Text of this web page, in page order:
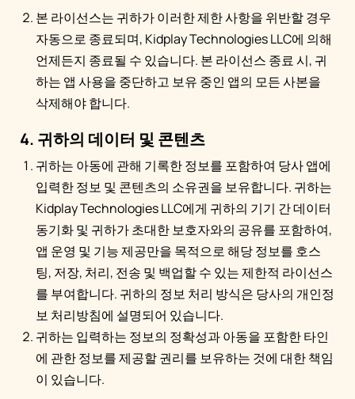
본 라이선스는 귀하가 이러한 제한 사항을 위반할 경우
자동으로 종료되며, Kidplay Technologies LLC에 의해
언제든지 종료될 수 있습니다. 본 라이선스 종료 시, 귀
하는 앱 사용을 중단하고 보유 중인 앱의 모든 사본을
삭제해야 합니다.
4. 귀하의 데이터 및 콘텐츠
귀하는 아동에 관해 기록한 정보를 포함하여 당사 앱에
입력한 정보 및 콘텐츠의 소유권을 보유합니다. 귀하는
Kidplay Technologies LLC에게 귀하의 기기 간 데이터
동기화 및 귀하가 초대한 보호자와의 공유를 포함하여,
앱 운영 및 기능 제공만을 목적으로 해당 정보를 호스
팅, 저장, 처리, 전송 및 백업할 수 있는 제한적 라이선스
를 부여합니다. 귀하의 정보 처리 방식은 당사의 개인정
보 처리방침에 설명되어 있습니다.
귀하는 입력하는 정보의 정확성과 아동을 포함한 타인
에 관한 정보를 제공할 권리를 보유하는 것에 대한 책임
이 있습니다.